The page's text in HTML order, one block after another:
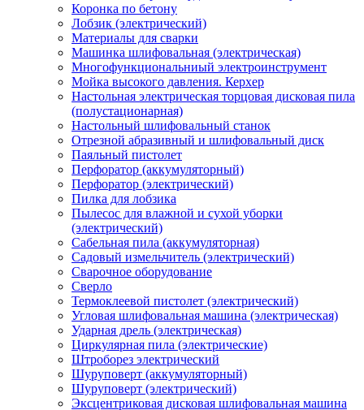
Коронка по бетону
Лобзик (электрический)
Материалы для сварки
Машинка шлифовальная (электрическая)
Многофункциональниый электроинструмент
Мойка высокого давления. Керхер
Настольная электрическая торцовая дисковая пила
(полустационарная)
Настольный шлифовальный станок
Отрезной абразивный и шлифовальный диск
Паяльный пистолет
Перфоратор (аккумуляторный)
Перфоратор (электрический)
Пилка для лобзика
Пылесос для влажной и сухой уборки
(электрический)
Сабельная пила (аккумуляторная)
Садовый измельчитель (электрический)
Сварочное оборудование
Сверло
Термоклеевой пистолет (электрический)
Угловая шлифовальная машина (электрическая)
Ударная дрель (электрическая)
Циркулярная пила (электрические)
Штроборез электрический
Шуруповерт (аккумуляторный)
Шуруповерт (электрический)
Эксцентриковая дисковая шлифовальная машина